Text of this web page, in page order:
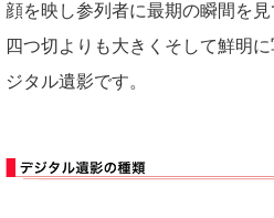
顔を映し参列者に最期の瞬間を見
四つ切よりも大きくそして鮮明
ジタル遺影です。